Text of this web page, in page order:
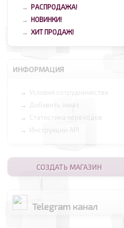
→ РАСПРОДАЖА!
→ НОВИНКИ!
→ ХИТ ПРОДАЖ!
ИНФОРМАЦИЯ
→ Условия сотрудничества
→ Добавить заказ
→ Статистика переходов
→ Инструкции API
СОЗДАТЬ МАГАЗИН
Telegram канал